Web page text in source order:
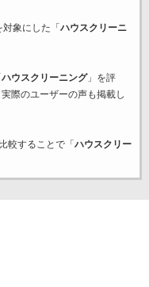
対象にした「 ハウスクリーニ
ハウスクリーニング」を評
際のユーザーの声も掲載し
較することで「 ハウスクリー